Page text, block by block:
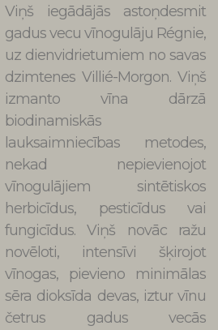
Viņš iegādājās astoņdesmit
gadus vecu vīnogulāju Régnie,
uz dienvidrietumiem no savas
dzimtenes Villié-Morgon. Viņš
izmanto vīna dārzā
biodinamiskās
lauksaimniecības metodes,
nekad nepievienojot
vīnogulājiem sintētiskos
herbicīdus, pesticīdus vai
fungicīdus. Viņš novāc ražu
novēloti, intensīvi šķirojot
vīnogas, pievieno minimālas
sēra dioksīda devas, iztur vīnu
četrus gadus vecās